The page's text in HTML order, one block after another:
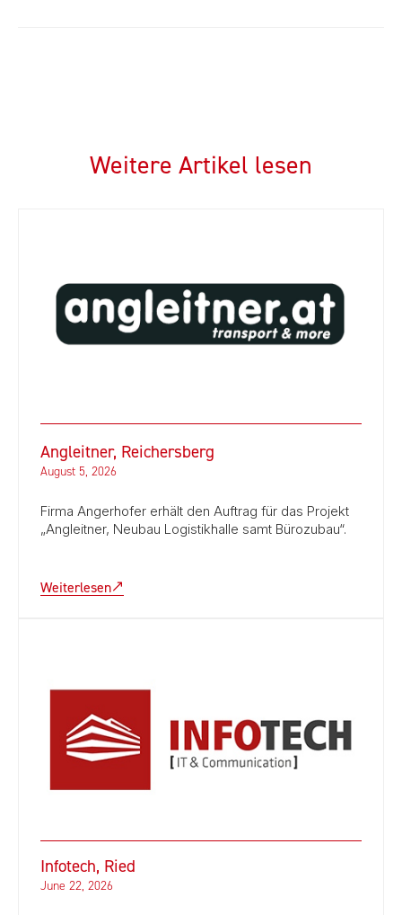
Weitere Artikel lesen
Angleitner, Reichersberg
August 5, 2026
Firma Angerhofer erhält den Auftrag für das Projekt
„Angleitner, Neubau Logistikhalle samt Bürozubau“.
Weiterlesen
Infotech, Ried
June 22, 2026